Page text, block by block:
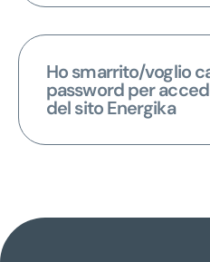
Ho smarrito/voglio
password per
del sito Energika